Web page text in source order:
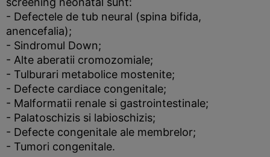
- Defectele de tub neural (spina bifida,
anencefalia);
- Sindromul Down;
- Alte aberatii cromozomiale;
- Tulburari metabolice mostenite;
- Defecte cardiace congenitale;
- Malformatii renale si gastrointestinale;
- Palatoschizis si labioschizis;
- Defecte congenitale ale membrelor;
- Tumori congenitale.